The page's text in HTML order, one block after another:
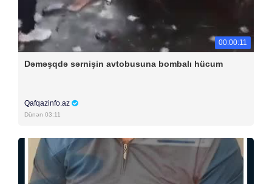
00:00:11
Dəməşqdə sərnişin avtobusuna bombalı hücum
Qafqazinfo.az
Dünən 03:11